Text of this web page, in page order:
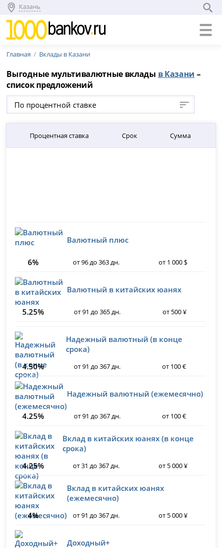
Казань
Главная Вклады в Казани
Выгодные мультивалютные вклады в Казани –
список предложений
По процентной ставке
Процентная ставка Срок Сумма
Валютный плюс
6% от 96 до 363 дн. от 1 000 $
Валютный в китайских юанях
5.25% от 91 до 365 дн. от 500 ¥
Надежный валютный (в конце
срока)
4.50%
от 91 до 367 дн. от 100 €
Надежный валютный (ежемесячно)
4.25% от 91 до 367 дн. от 100 €
Вклад в китайских юанях (в конце
срока)
4.25%
от 31 до 367 дн. от 5 000 ¥
Вклад в китайских юанях
(ежемесячно)
4%
от 91 до 367 дн. от 5 000 ¥
Доходный+